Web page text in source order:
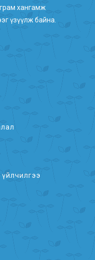
хангамж
үзүүлж байна.